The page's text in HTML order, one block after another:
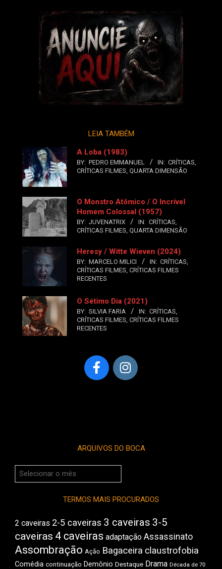
LEIA TAMBÉM
A Loba (1983)
BY: PEDRO EMMANUEL IN: CRÍTICAS
CRÍTICAS FILMES QUARTA DIMENSÃO
O Monstro Atômico / O Incrível
Homem Colossal (1957)
BY: JUVENATRIX IN: CRÍTICAS
CRÍTICAS FILMES QUARTA DIMENSÃO
Heresy / Witte Wieven (2024)
BY: MARCELO MILICI IN: CRÍTICAS
CRÍTICAS FILMES CRÍTICAS FILMES
RECENTES
O Sétimo Dia (2021)
BY: SILVIA FARIA IN: CRÍTICAS
CRÍTICAS FILMES CRÍTICAS FILMES
RECENTES
ARQUIVOS DO BOCA
Arquivos
do
TERMOS MAIS PROCURADOS
2 caveiras 2-5 caveiras 3 caveiras 3-5
caveiras 4 caveiras adaptação Assassinato
Assombração Ação Bagaceira claustrofobia
Comédia continuação Demônio Destaque Drama Década de 70